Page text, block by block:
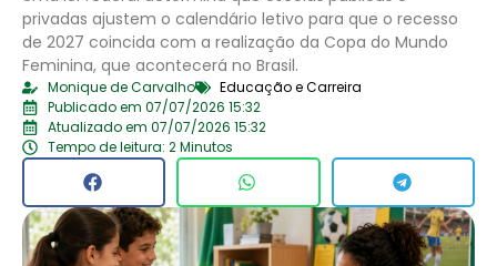
privadas ajustem o calendário letivo para que o recesso
de 2027 coincida com a realização da Copa do Mundo
Feminina, que acontecerá no Brasil.
Monique de Carvalho
Educação e Carreira
Publicado em 07/07/2026 15:32
Atualizado em 07/07/2026 15:32
Tempo de leitura: 2 Minutos